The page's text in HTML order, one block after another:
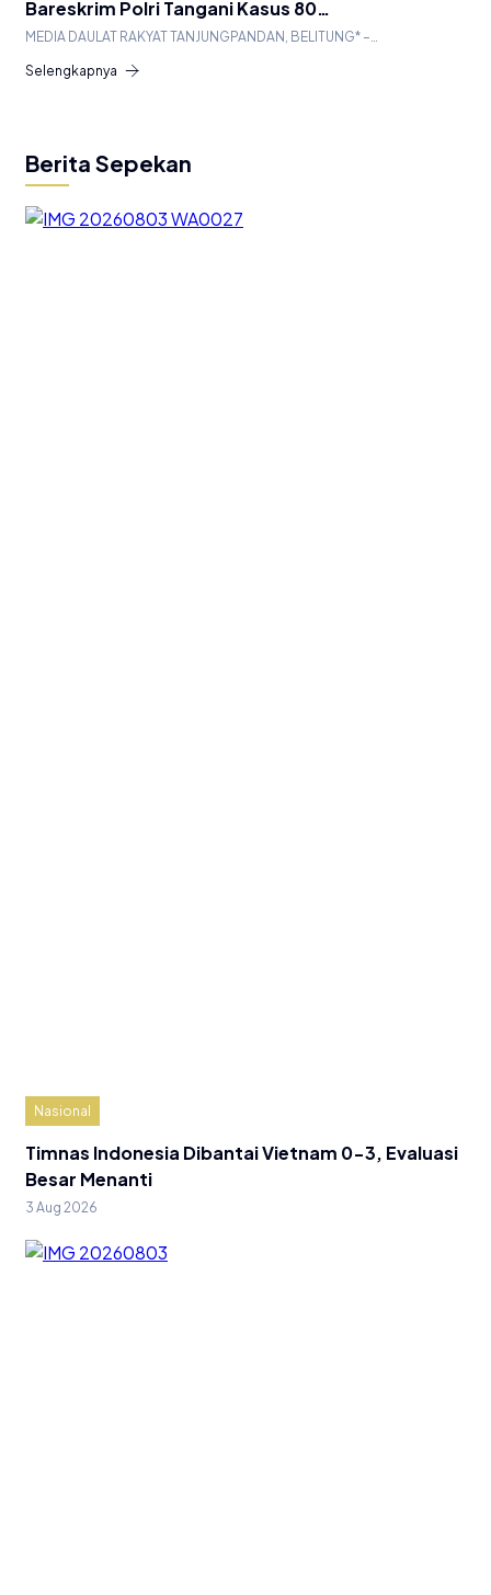
Bareskrim Polri Tangani Kasus 80…
MEDIA DAULAT RAKYAT TANJUNGPANDAN, BELITUNG* –…
Selengkapnya
Berita Sepekan
Nasional
Timnas Indonesia Dibantai Vietnam 0-3, Evaluasi
Besar Menanti
3 Aug 2026